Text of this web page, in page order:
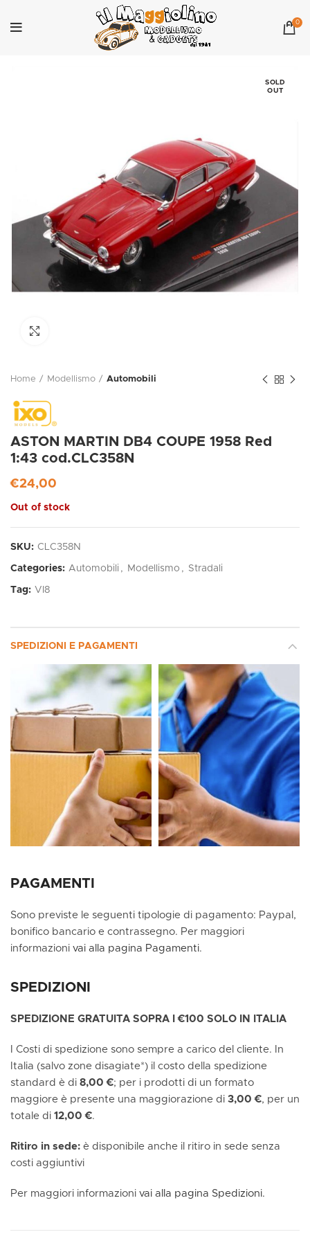
0
SOLD
OUT
Home Modellismo Automobili
ASTON MARTIN DB4 COUPE 1958 Red
1:43 cod.CLC358N
€24,00
Out of stock
SKU: CLC358N
Categories: Automobili , Modellismo , Stradali
Tag: VI8
SPEDIZIONI E PAGAMENTI
PAGAMENTI
Sono previste le seguenti tipologie di pagamento: Paypal,
bonifico bancario e contrassegno. Per maggiori
informazioni vai alla pagina Pagamenti.
SPEDIZIONI
SPEDIZIONE GRATUITA SOPRA I €100 SOLO IN ITALIA
I Costi di spedizione sono sempre a carico del cliente. In
Italia (salvo zone disagiate*) il costo della spedizione
standard è di 8,00 €; per i prodotti di un formato
maggiore è presente una maggiorazione di 3,00 €, per un
totale di 12,00 €.
Ritiro in sede: è disponibile anche il ritiro in sede senza
costi aggiuntivi
Per maggiori informazioni vai alla pagina Spedizioni.